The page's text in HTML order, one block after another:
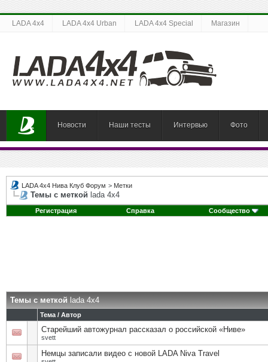
LADA 4x4 LADA 4x4 Urban LADA 4x4 Special Магазин
Новости Наши тесты Интервью Фото
LADA 4x4 Нива Клуб Форум > Метки
Темы с меткой lada 4х4
Регистрация Справка Сообщество
Темы с меткой lada 4х4
Тема / Автор
Старейший автожурнал рассказал о российской «Ниве»
svett
Немцы записали видео с новой LADA Niva Travel